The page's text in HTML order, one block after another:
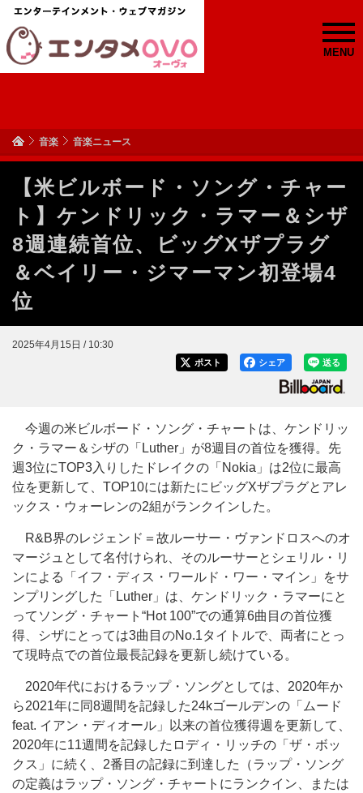
MENU
音楽 音楽ニュース
【米ビルボード・ソング・チャー
ト】ケンドリック・ラマー＆シザ
8週連続首位、ビッグXザプラグ
＆ベイリー・ジマーマン初登場4
位
2025年4月15日 / 10:30
送る
シェア
ポスト
今週の米ビルボード・ソング・チャートは、ケンドリッ
ク・ラマー＆シザの「Luther」が8週目の首位を獲得。先
週3位にTOP3入りしたドレイクの「Nokia」は2位に最高
位を更新して、TOP10には新たにビッグXザプラグとアレ
ックス・ウォーレンの2組がランクインした。
R&B界のレジェンド＝故ルーサー・ヴァンドロスへのオ
マージュとして名付けられ、そのルーサーとシェリル・リ
ンによる「イフ・ディス・ワールド・ワー・マイン」をサ
ンプリングした「Luther」は、ケンドリック・ラマーにと
ってソング・チャート“Hot 100”での通算6曲目の首位獲
得、シザにとっては3曲目のNo.1タイトルで、両者にとっ
て現時点での首位最長記録を更新し続けている。
2020年代におけるラップ・ソングとしては、2020年か
ら2021年に同8週間を記録した24kゴールデンの「ムード
feat. イアン・ディオール」以来の首位獲得週を更新して、
2020年に11週間を記録したロディ・リッチの「ザ・ボッ
クス」に続く、2番目の記録に到達した（ラップ・ソング
の定義はラップ・ソング・チャートにランクイン、または